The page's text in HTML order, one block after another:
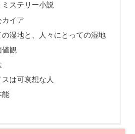
ステリー小説
カイア
の湿地と、人々にとっての湿地
観
は可哀想な人
能